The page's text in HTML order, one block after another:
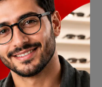
اطلاعات تماس
02177116909
ارسال فوری در